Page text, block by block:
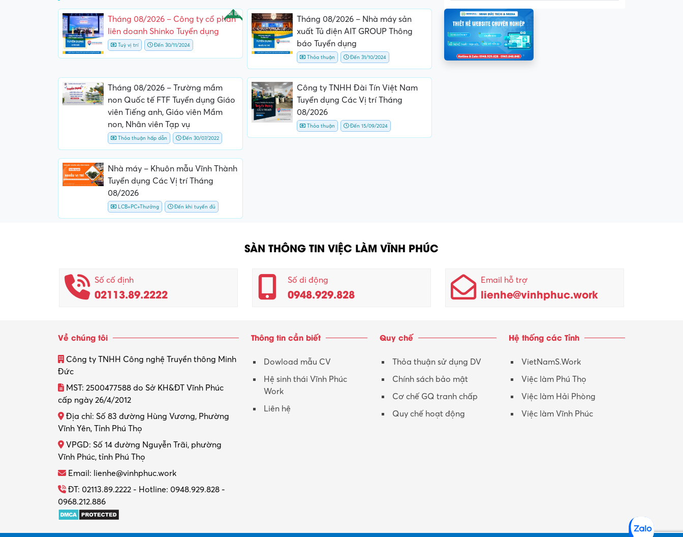
Nổi bật
Tháng 08/2026 – Công ty cổ phần
liên doanh Shinko Tuyển dụng
Tuỳ vị trí Đến 30/11/2024
Tháng 08/2026 – Nhà máy sản
xuất Tủ điện AIT GROUP Thông
báo Tuyển dụng
Thỏa thuận Đến 31/10/2024
Tháng 08/2026 – Trường mầm
non Quốc tế FTF Tuyển dụng Giáo
viên Tiếng anh, Giáo viên Mầm
non, Nhân viên Tạp vụ
Thỏa thuận hấp dẫn Đến 30/07/2022
Công ty TNHH Đài Tín Việt Nam
Tuyển dụng Các Vị trí Tháng
08/2026
Thỏa thuận Đến 15/09/2024
Nhà máy – Khuôn mẫu Vĩnh Thành
Tuyển dụng Các Vị trí Tháng
08/2026
LCB+PC+Thưởng Đến khi tuyển đủ
SÀN THÔNG TIN VIỆC LÀM VĨNH PHÚC
Số cố định
02113.89.2222
Số di động
0948.929.828
Email hỗ trợ
lienhe@vinhphuc.work
Về chúng tôi
Công ty TNHH Công nghệ Truyền thông Minh
Đức
MST: 2500477588 do Sở KH&ĐT Vĩnh Phúc
cấp ngày 26/4/2012
Địa chỉ: Số 83 đường Hùng Vương, Phường
Vĩnh Yên, Tỉnh Phú Thọ
VPGD: Số 14 đường Nguyễn Trãi, phường
Vĩnh Phúc, tỉnh Phú Thọ
Email: lienhe@vinhphuc.work
ĐT: 02113.89.2222 - Hotline: 0948.929.828 -
0968.212.886
Thông tin cần biết
Dowload mẫu CV
Hệ sinh thái Vĩnh Phúc
Work
Liên hệ
Quy chế
Thỏa thuận sử dụng DV
Chính sách bảo mật
Cơ chế GQ tranh chấp
Quy chế hoạt động
Hệ thống các Tỉnh
VietNamS.Work
Việc làm Phú Thọ
Việc làm Hải Phòng
Việc làm Vĩnh Phúc